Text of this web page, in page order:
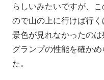
らしいみたいですが、
ので山の上に行けば行く
景色が見れなかったの
グランプの性能を確か
た。